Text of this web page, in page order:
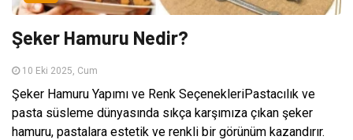
Şeker Hamuru Nedir?
10 Eki 2025, Cum
Şeker Hamuru Yapımı ve Renk SeçenekleriPastacılık ve
pasta süsleme dünyasında sıkça karşımıza çıkan şeker
hamuru, pastalara estetik ve renkli bir görünüm kazandırır.